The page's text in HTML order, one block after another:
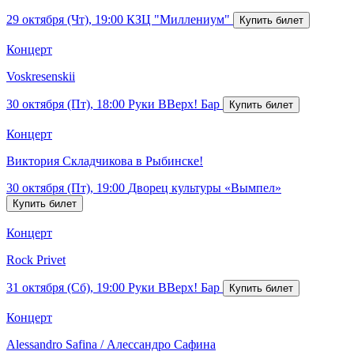
29 октября (Чт), 19:00 КЗЦ "Миллениум"
Концерт
Voskresenskii
30 октября (Пт), 18:00 Руки ВВерх! Бар
Концерт
Виктория Складчикова в Рыбинске!
30 октября (Пт), 19:00 Дворец культуры «Вымпел»
Концерт
Rock Privet
31 октября (Сб), 19:00 Руки ВВерх! Бар
Концерт
Alessandro Safina / Алессандро Сафина